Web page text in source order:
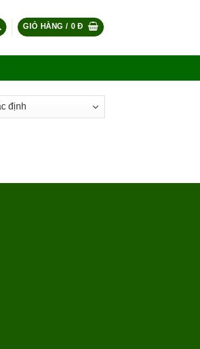
GIỎ HÀNG / 0Đ